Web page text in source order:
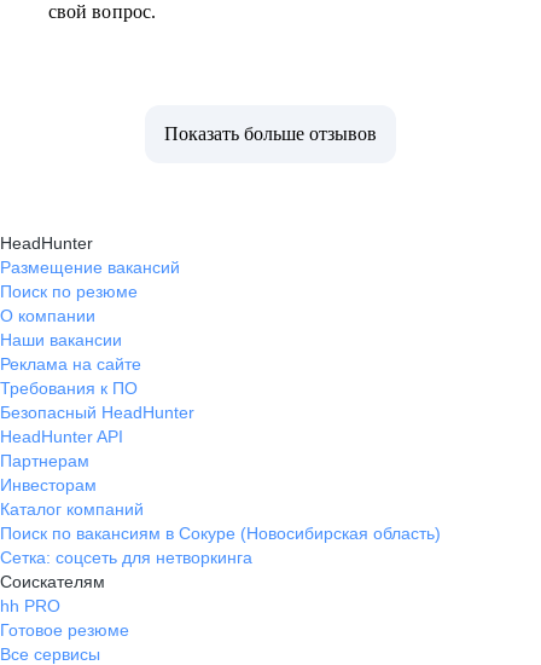
свой вопрос.
Показать больше отзывов
HeadHunter
Размещение вакансий
Поиск по резюме
О компании
Наши вакансии
Реклама на сайте
Требования к ПО
Безопасный HeadHunter
HeadHunter API
Партнерам
Инвесторам
Каталог компаний
Поиск по вакансиям в Сокуре (Новосибирская область)
Сетка: соцсеть для нетворкинга
Соискателям
hh PRO
Готовое резюме
Все сервисы